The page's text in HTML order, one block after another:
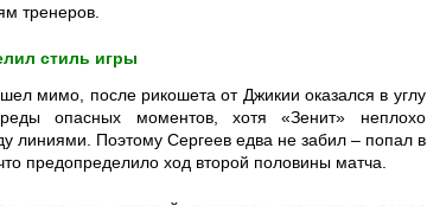
тренеров.
стиль игры
мимо, после рикошета от Джикии оказался в углу
опасных моментов, хотя «Зенит» неплохо
линиями. Поэтому Сергеев едва не забил – попал в
предопределило ход второй половины матча.